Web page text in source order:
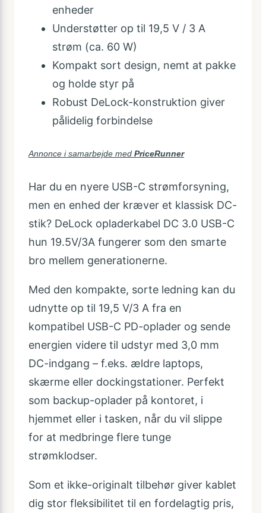
enheder
Understøtter op til 19,5 V / 3 A
strøm (ca. 60 W)
Kompakt sort design, nemt at pakke
og holde styr på
Robust DeLock-konstruktion giver
pålidelig forbindelse
Annonce i samarbejde med PriceRunner
Har du en nyere USB-C strømforsyning,
men en enhed der kræver et klassisk DC-
stik? DeLock opladerkabel DC 3.0 USB-C
hun 19.5V/3A fungerer som den smarte
bro mellem generationerne.
Med den kompakte, sorte ledning kan du
udnytte op til 19,5 V/3 A fra en
kompatibel USB-C PD-oplader og sende
energien videre til udstyr med 3,0 mm
DC-indgang – f.eks. ældre laptops,
skærme eller dockingstationer. Perfekt
som backup-oplader på kontoret, i
hjemmet eller i tasken, når du vil slippe
for at medbringe flere tunge
strømklodser.
Som et ikke-originalt tilbehør giver kablet
dig stor fleksibilitet til en fordelagtig pris,